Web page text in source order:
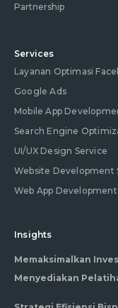
Partnership
Services
Layanan Optimasi
Google Ads
Mobile App
Search Engine
UI/UX Design Service
Website Development
Web App Development
Insights
Memaksimalkan
Menyediakan